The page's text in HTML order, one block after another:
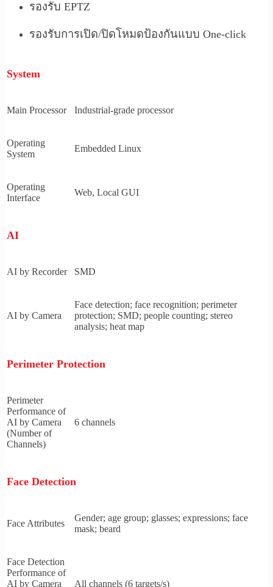
รองรับ EPTZ
รองรับการเปิด/ปิดโหมดป้องกันแบบ One-click
System
Main Processor Industrial-grade processor
Operating
System
Embedded Linux
Operating
Interface
Web, Local GUI
AI
AI by Recorder SMD
AI by Camera
Face detection; face recognition; perimeter
protection; SMD; people counting; stereo
analysis; heat map
Perimeter Protection
Perimeter
Performance of
AI by Camera
(Number of
Channels)
6 channels
Face Detection
Face Attributes
Gender; age group; glasses; expressions; face
mask; beard
Face Detection
Performance of
AI by Camera
All channels (6 targets/s)